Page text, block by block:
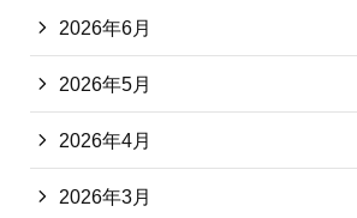
2026年6月
2026年5月
2026年4月
2026年3月